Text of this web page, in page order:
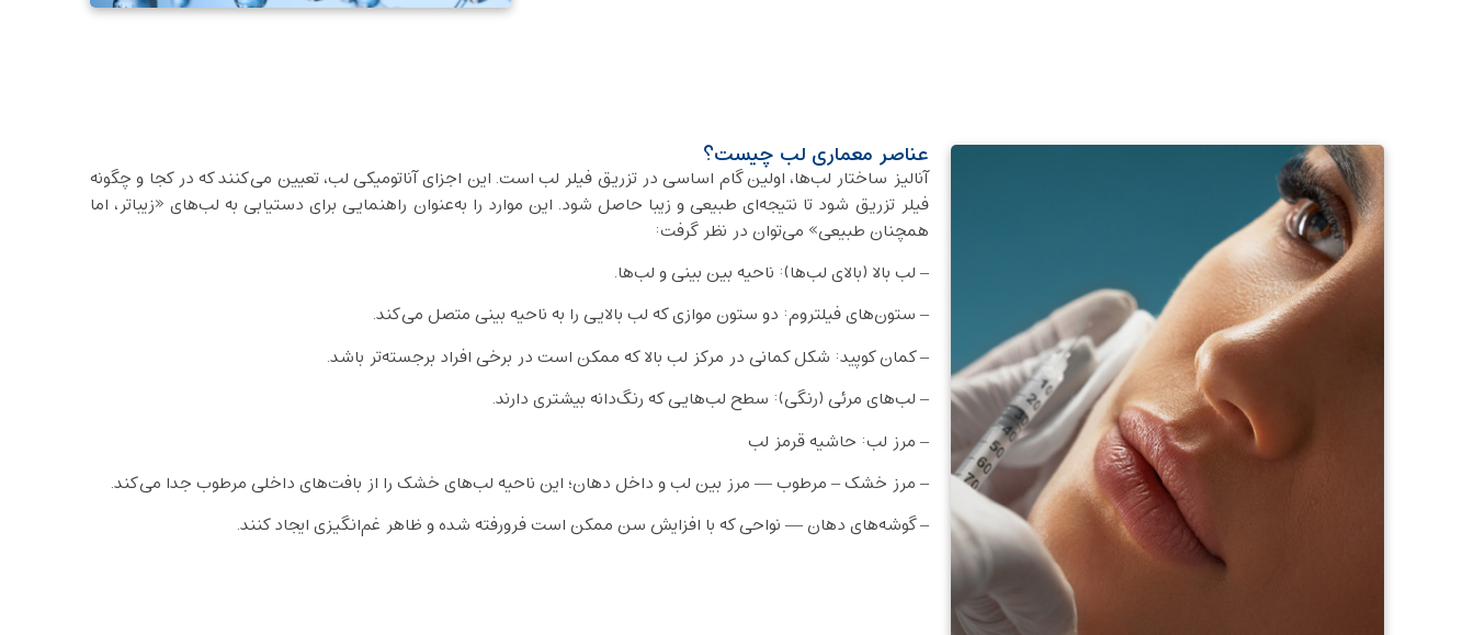
عناصر معماری لب چیست؟
آنالیز ساختار لب‌ها، اولین گام اساسی در تزریق فیلر لب است. این اجزای آناتومیکی لب، تعیین می‌کنند که در کجا و چگونه
فیلر تزریق شود تا نتیجه‌ای طبیعی و زیبا حاصل شود. این موارد را به‌عنوان راهنمایی برای دستیابی به لب‌های «زیباتر، اما
همچنان طبیعی» می‌توان در نظر گرفت:
– لب بالا (بالای لب‌ها): ناحیه بین بینی و لب‌ها.
– ستون‌های فیلتروم: دو ستون موازی که لب بالایی را به ناحیه بینی متصل می‌کند.
– کمان کوپید: شکل کمانی در مرکز لب بالا که ممکن است در برخی افراد برجسته‌تر باشد.
– لب‌های مرئی (رنگی): سطح لب‌هایی که رنگ‌دانه بیشتری دارند.
– مرز لب: حاشیه قرمز لب
– مرز خشک – مرطوب — مرز بین لب و داخل دهان؛ این ناحیه لب‌های خشک را از بافت‌های داخلی مرطوب جدا می‌کند.
– گوشه‌های دهان — نواحی که با افزایش سن ممکن است فرورفته شده و ظاهر غم‌انگیزی ایجاد کنند.